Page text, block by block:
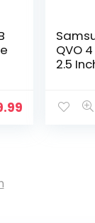
QVO
2.5